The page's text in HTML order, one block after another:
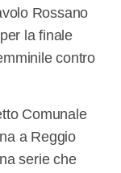
Rossano
la finale
contro
Comunale
a Reggio
serie che